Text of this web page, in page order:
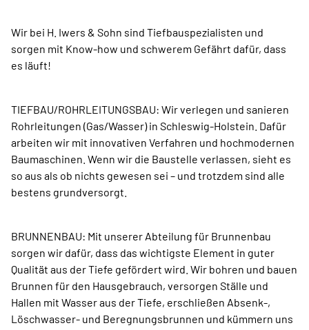
Wir bei H. Iwers & Sohn sind Tiefbauspezialisten und
sorgen mit Know-how und schwerem Gefährt dafür, dass
es läuft!
TIEFBAU/ROHRLEITUNGSBAU: Wir verlegen und sanieren
Rohrleitungen (Gas/Wasser) in Schleswig-Holstein. Dafür
arbeiten wir mit innovativen Verfahren und hochmodernen
Baumaschinen. Wenn wir die Baustelle verlassen, sieht es
so aus als ob nichts gewesen sei – und trotzdem sind alle
bestens grundversorgt.
BRUNNENBAU: Mit unserer Abteilung für Brunnenbau
sorgen wir dafür, dass das wichtigste Element in guter
Qualität aus der Tiefe gefördert wird. Wir bohren und bauen
Brunnen für den Hausgebrauch, versorgen Ställe und
Hallen mit Wasser aus der Tiefe, erschließen Absenk-,
Löschwasser- und Beregnungsbrunnen und kümmern uns